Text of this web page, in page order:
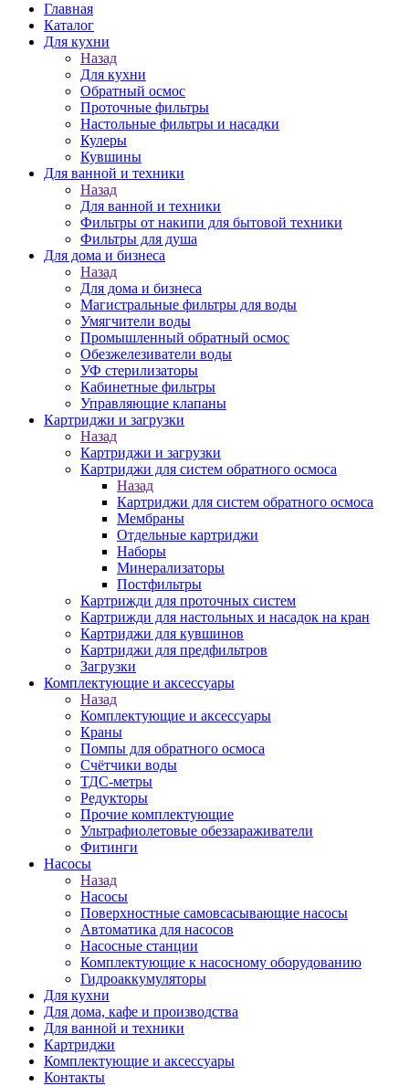
Главная
Каталог
Для кухни
Назад
Для кухни
Обратный осмос
Проточные фильтры
Настольные фильтры и насадки
Кулеры
Кувшины
Для ванной и техники
Назад
Для ванной и техники
Фильтры от накипи для бытовой техники
Фильтры для душа
Для дома и бизнеса
Назад
Для дома и бизнеса
Магистральные фильтры для воды
Умягчители воды
Промышленный обратный осмос
Обезжелезиватели воды
УФ стерилизаторы
Кабинетные фильтры
Управляющие клапаны
Картриджи и загрузки
Назад
Картриджи и загрузки
Картриджи для систем обратного осмоса
Назад
Картриджи для систем обратного осмоса
Мембраны
Отдельные картриджи
Наборы
Минерализаторы
Постфильтры
Картрижди для проточных систем
Картрижди для настольных и насадок на кран
Картриджи для кувшинов
Картриджи для предфильтров
Загрузки
Комплектующие и аксессуары
Назад
Комплектующие и аксессуары
Краны
Помпы для обратного осмоса
Счётчики воды
ТДС-метры
Редукторы
Прочие комплектующие
Ультрафиолетовые обеззараживатели
Фитинги
Насосы
Назад
Насосы
Поверхностные самовсасывающие насосы
Автоматика для насосов
Насосные станции
Комплектующие к насосному оборудованию
Гидроаккумуляторы
Для кухни
Для дома, кафе и производства
Для ванной и техники
Картриджи
Комплектующие и аксессуары
Контакты